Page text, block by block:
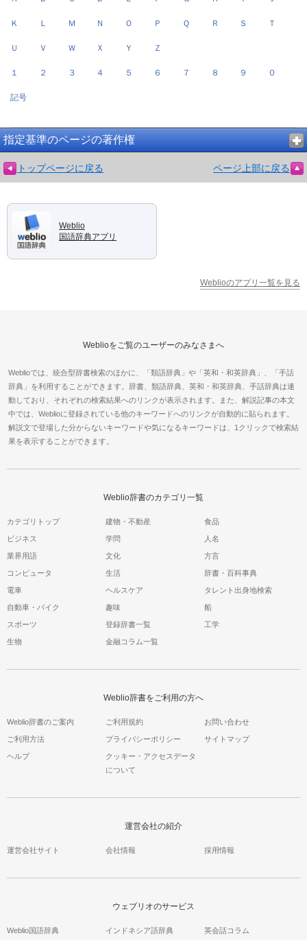
Ｋ Ｌ Ｍ Ｎ Ｏ Ｐ Ｑ Ｒ Ｓ Ｔ
Ｕ Ｖ Ｗ Ｘ Ｙ Ｚ
１ ２ ３ ４ ５ ６ ７ ８ ９ ０
記号
指定基準のページの著作権
トップページに戻る ページ上部に戻る
Weblio
国語辞典アプリ
Weblioのアプリ一覧を見る
Weblioをご覧のユーザーのみなさまへ
Weblioでは、統合型辞書検索のほかに、「類語辞典」や「英和・和英辞典」、「手話
辞典」を利用することができます。辞書、類語辞典、英和・和英辞典、手話辞典は連
動しており、それぞれの検索結果へのリンクが表示されます。また、解説記事の本文
中では、Weblioに登録されている他のキーワードへのリンクが自動的に貼られます。
解説文で登場した分からないキーワードや気になるキーワードは、1クリックで検索結
果を表示することができます。
Weblio辞書のカテゴリ一覧
カテゴリトップ 建物・不動産 食品
ビジネス 学問 人名
業界用語 文化 方言
コンピュータ 生活 辞書・百科事典
電車 ヘルスケア タレント出身地検索
自動車・バイク 趣味 船
スポーツ 登録辞書一覧 工学
生物 金融コラム一覧
Weblio辞書をご利用の方へ
Weblio辞書のご案内 ご利用規約 お問い合わせ
ご利用方法 プライバシーポリシー サイトマップ
ヘルプ
クッキー・アクセスデータ
について
運営会社の紹介
運営会社サイト 会社情報 採用情報
ウェブリオのサービス
Weblio国語辞典 インドネシア語辞典 英会話コラム